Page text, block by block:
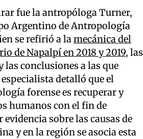
fue la antropóloga Turner,
Argentino de Antropología
se refirió a lamecánica del
de Napalpí en 2018 y 2019, las
conclusiones a las que
detalló que el
forense es recuperar y
humanos con el fin de
sobre las causas de
y en la región se asocia esta